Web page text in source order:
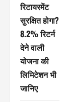
रिटायरमेंट
सुरक्षित होगा?
8.2% रिटर्न
देने वाली
योजना की
लिमिटेशन भी
जानिए